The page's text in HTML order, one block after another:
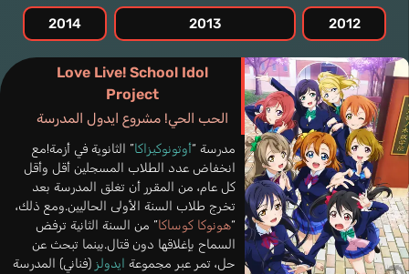
2012
2013
2014
Love Live! School Idol
Project
الحب الحي! مشروع ايدول المدرسة
مدرسة “أوتونوكيزاكا” الثانوية في أزمة!مع
انخفاض عدد الطلاب المسجلين أقل وأقل
كل عام، من المقرر أن تغلق المدرسة بعد
تخرج طلاب السنة الأولى الحاليين.ومع ذلك،
“هونوكا كوساكا” من السنة الثانية ترفض
السماح بإغلاقها دون قتال.بينما تبحث عن
حل، تمر عبر مجموعة ايدولز (فناني) المدرسة